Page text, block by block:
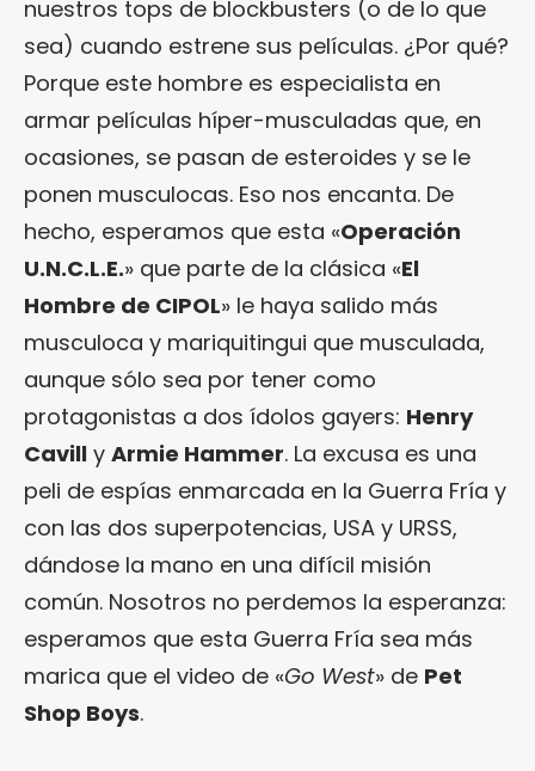
nuestros tops de blockbusters (o de lo que
sea) cuando estrene sus películas. ¿Por qué?
Porque este hombre es especialista en
armar películas híper-musculadas que, en
ocasiones, se pasan de esteroides y se le
ponen musculocas. Eso nos encanta. De
hecho, esperamos que esta «Operación
U.N.C.L.E.» que parte de la clásica «El
Hombre de CIPOL» le haya salido más
musculoca y mariquitingui que musculada,
aunque sólo sea por tener como
protagonistas a dos ídolos gayers: Henry
Cavill y Armie Hammer. La excusa es una
peli de espías enmarcada en la Guerra Fría y
con las dos superpotencias, USA y URSS,
dándose la mano en una difícil misión
común. Nosotros no perdemos la esperanza:
esperamos que esta Guerra Fría sea más
marica que el video de «Go West» de Pet
Shop Boys.